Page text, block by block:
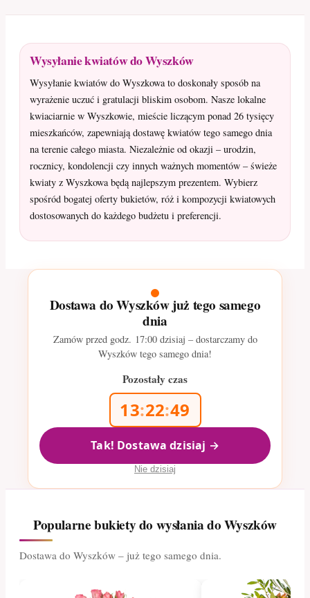
Wysyłanie kwiatów do Wyszków
Wysyłanie kwiatów do Wyszkowa to doskonały sposób na
wyrażenie uczuć i gratulacji bliskim osobom. Nasze lokalne
kwiaciarnie w Wyszkowie, mieście liczącym ponad 26 tysięcy
mieszkańców, zapewniają dostawę kwiatów tego samego dnia
na terenie całego miasta. Niezależnie od okazji – urodzin,
rocznicy, kondolencji czy innych ważnych momentów – świeże
kwiaty z Wyszkowa będą najlepszym prezentem. Wybierz
spośród bogatej oferty bukietów, róż i kompozycji kwiatowych
dostosowanych do każdego budżetu i preferencji.
Dostawa do Wyszków już tego samego
dnia
Zamów przed godz. 17:00dzisiaj – dostarczamy do
Wyszków tego samego dnia!
Pozostały czas
13:22:48
Tak! Dostawa dzisiaj →
Nie dzisiaj
Popularne bukiety do wysłania do Wyszków
Dostawa do Wyszków – już tego samego dnia.